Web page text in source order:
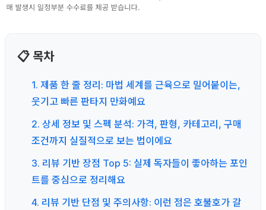
📋 목차
1. 제품 한 줄 정리: 마법 세계를 근육으로 밀어붙이는,
웃기고 빠른 판타지 만화예요
2. 상세 정보 및 스펙 분석: 가격, 판형, 카테고리, 구매
조건까지 실질적으로 보는 법이에요
3. 리뷰 기반 장점 Top 5: 실제 독자들이 좋아하는 포인
트를 중심으로 정리해요
4. 리뷰 기반 단점 및 주의사항: 이런 점은 호불호가 갈